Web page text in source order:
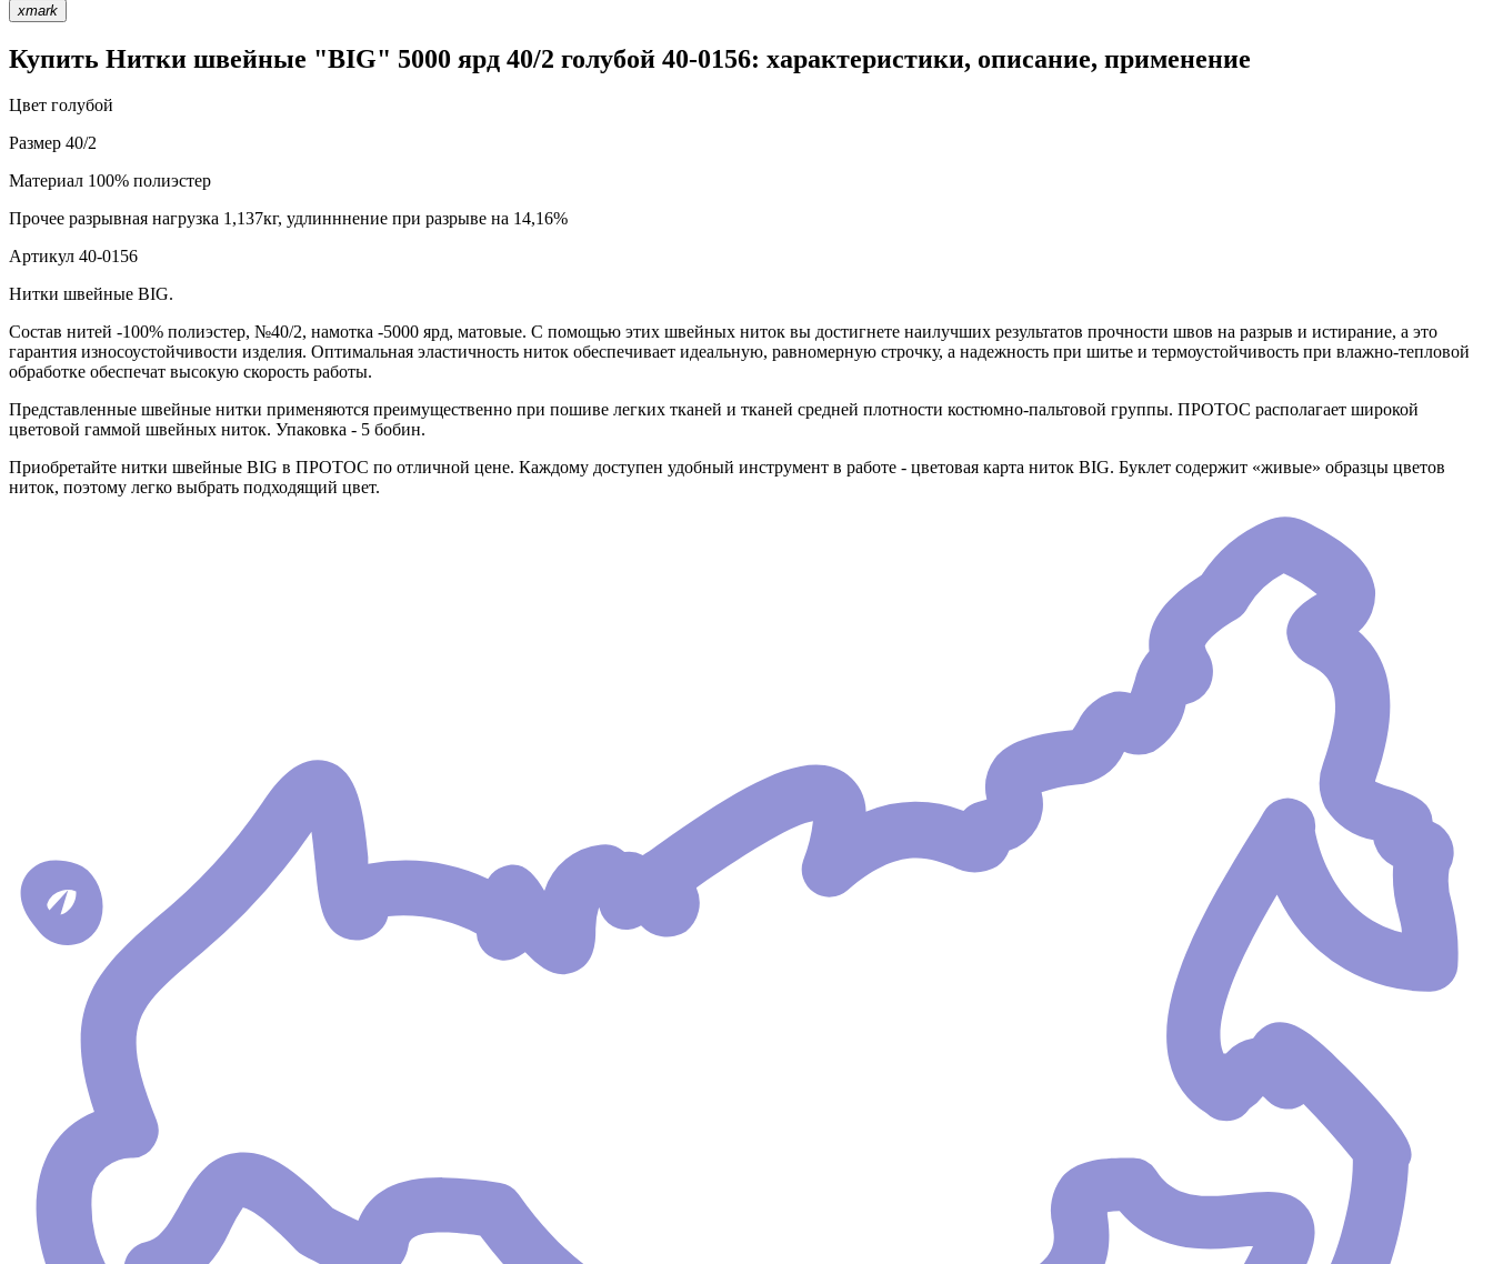
xmark
Купить Нитки швейные "BIG" 5000 ярд 40/2 голубой 40-0156: характеристики, описание, применение
Цвет голубой
Размер 40/2
Материал 100% полиэстер
Прочее разрывная нагрузка 1,137кг, удлинннение при разрыве на 14,16%
Артикул 40-0156
Нитки швейные BIG.
Состав нитей -100% полиэстер, №40/2, намотка -5000 ярд, матовые. С помощью этих швейных ниток вы достигнете наилучших результатов прочности швов на разрыв и истирание, а это
гарантия износоустойчивости изделия. Оптимальная эластичность ниток обеспечивает идеальную, равномерную строчку, а надежность при шитье и термоустойчивость при влажно-тепловой
обработке обеспечат высокую скорость работы.
Представленные швейные нитки применяются преимущественно при пошиве легких тканей и тканей средней плотности костюмно-пальтовой группы. ПРОТОС располагает широкой
цветовой гаммой швейных ниток. Упаковка - 5 бобин.
Приобретайте нитки швейные BIG в ПРОТОС по отличной цене. Каждому доступен удобный инструмент в работе - цветовая карта ниток BIG. Буклет содержит «живые» образцы цветов
ниток, поэтому легко выбрать подходящий цвет.